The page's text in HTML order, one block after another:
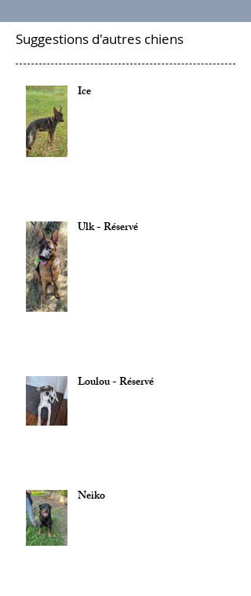
Suggestions d'autres chiens
Ice
Ulk - Réservé
Loulou - Réservé
Neiko